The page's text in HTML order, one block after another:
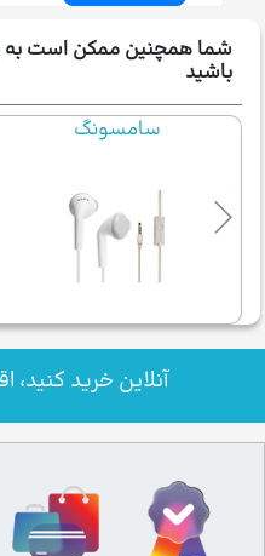
شما همچنین ممکن است به
باشید
سامسونگ
آنلاین خرید